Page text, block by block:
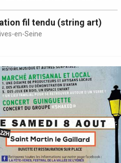
fil tendu (string art)
en-Seine